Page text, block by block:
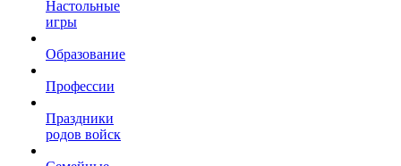
Настольные
игры
Образование
Профессии
Праздники
родов войск